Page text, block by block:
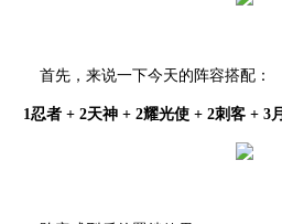
首先，来说一下今天的阵容搭配：
1忍者 + 2天神 + 2耀光使 + 2刺客 + 3